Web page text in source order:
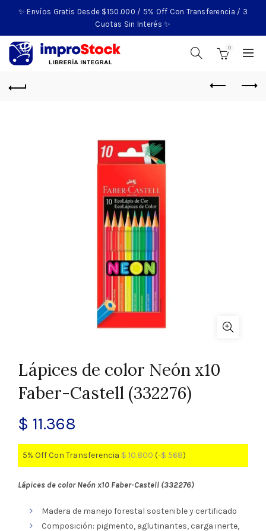
✨ Envíos Gratis Desde $150.000 / 5% Off Con Transferencia / 3
Cuotas Sin Interés ✨
0
Lápices de color Neón x10
Faber-Castell (332276)
$ 11.368
5% Off Con Transferencia $ 10.800 (-$ 568)
Lápices de color Neón x10 Faber-Castell (332276)
Madera de manejo forestal sostenible y certificado
Composición: pigmento, aglutinantes, carga inerte,